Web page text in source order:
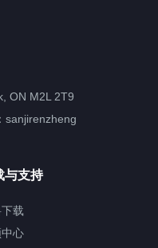
ON M2L 2T9
sanjirenzheng
与支持
载
心